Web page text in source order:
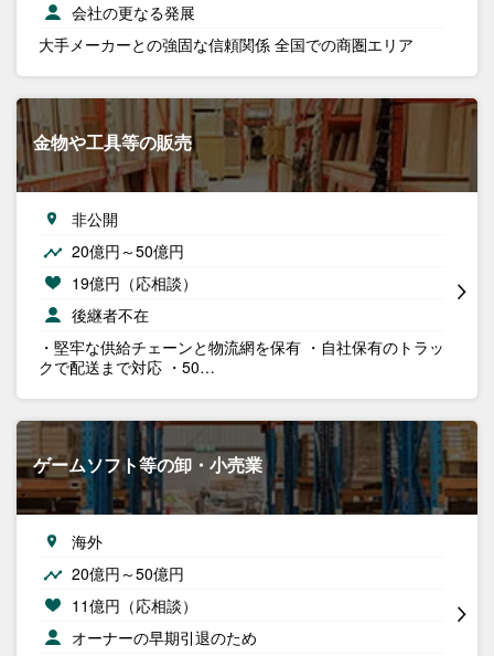
会社の更なる発展
大手メーカーとの強固な信頼関係 全国での商圏エリア
金物や工具等の販売
非公開
20億円～50億円
19億円（応相談）
後継者不在
・堅牢な供給チェーンと物流網を保有 ・自社保有のトラッ
クで配送まで対応 ・50…
ゲームソフト等の卸・小売業
海外
20億円～50億円
11億円（応相談）
オーナーの早期引退のため